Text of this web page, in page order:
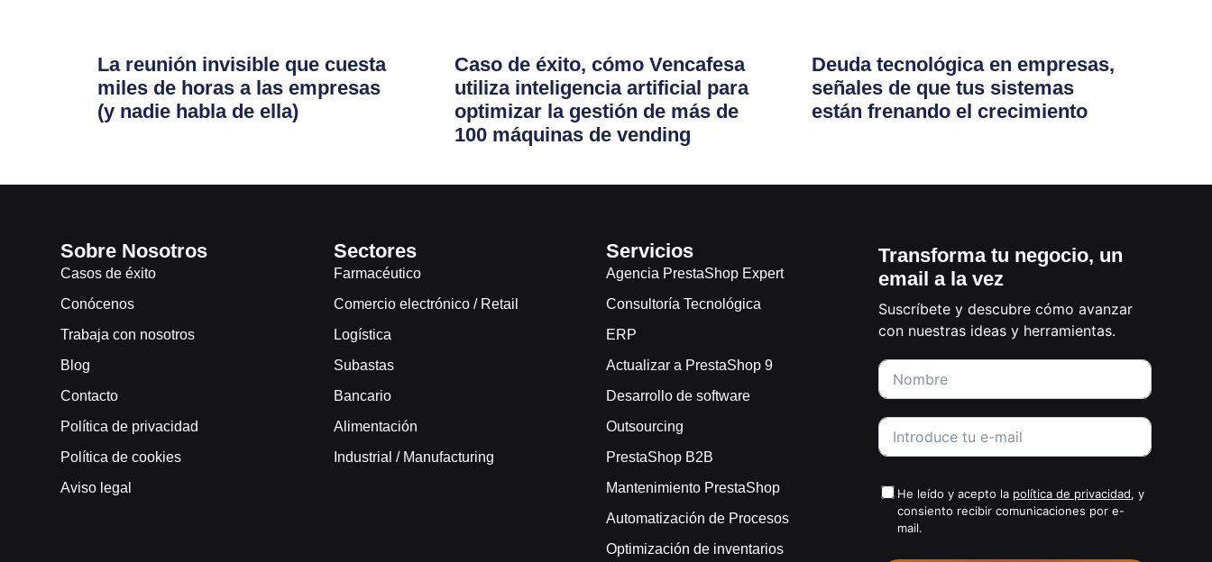
La reunión invisible que cuesta
miles de horas a las empresas
(y nadie habla de ella)
Caso de éxito, cómo Vencafesa
utiliza inteligencia artificial para
optimizar la gestión de más de
100 máquinas de vending
Deuda tecnológica en empresas,
señales de que tus sistemas
están frenando el crecimiento
Sobre Nosotros
Casos de éxito
Conócenos
Trabaja con nosotros
Blog
Contacto
Política de privacidad
Política de cookies
Aviso legal
Sectores
Farmacéutico
Comercio electrónico / Retail
Logística
Subastas
Bancario
Alimentación
Industrial / Manufacturing
Servicios
Agencia PrestaShop Expert
Consultoría Tecnológica
ERP
Actualizar a PrestaShop 9
Desarrollo de software
Outsourcing
PrestaShop B2B
Mantenimiento PrestaShop
Automatización de Procesos
Optimización de inventarios
Transforma tu negocio, un
email a la vez
Suscríbete y descubre cómo avanzar
con nuestras ideas y herramientas.
He leído y acepto la política de privacidad, y
consiento recibir comunicaciones por e-
mail.